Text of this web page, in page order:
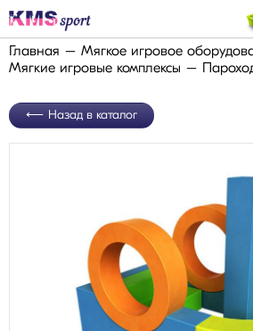
Главная
Мягкое игровое
Мягкие игровые комплексы
Назад в каталог